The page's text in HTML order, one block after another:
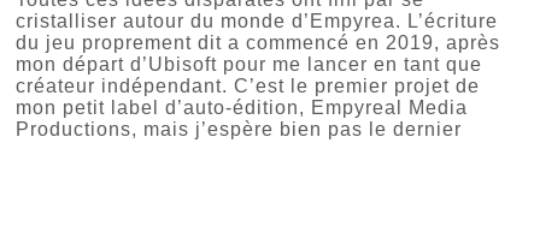
cristalliser autour du monde d’Empyrea. L’écriture
du jeu proprement dit a commencé en 2019, après
mon départ d’Ubisoft pour me lancer en tant que
créateur indépendant. C’est le premier projet de
mon petit label d’auto-édition, Empyreal Media
Productions, mais j’espère bien pas le dernier